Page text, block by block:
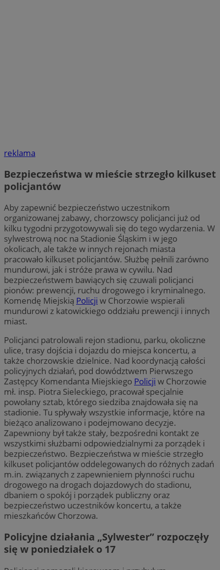
reklama
Bezpieczeństwa w mieście strzegło kilkuset
policjantów
Aby zapewnić bezpieczeństwo uczestnikom
organizowanej zabawy, chorzowscy policjanci już od
kilku tygodni przygotowywali się do tego wydarzenia. W
sylwestrową noc na Stadionie Śląskim i w jego
okolicach, ale także w innych rejonach miasta
pracowało kilkuset policjantów. Służbę pełnili zarówno
mundurowi, jak i stróże prawa w cywilu. Nad
bezpieczeństwem bawiących się czuwali policjanci
pionów: prewencji, ruchu drogowego i kryminalnego.
Komendę Miejskią Policji w Chorzowie wspierali
mundurowi z katowickiego oddziału prewencji i innych
miast.
Policjanci patrolowali rejon stadionu, parku, okoliczne
ulice, trasy dojścia i dojazdu do miejsca koncertu, a
także chorzowskie dzielnice. Nad koordynacją całości
policyjnych działań, pod dowództwem Pierwszego
Zastępcy Komendanta Miejskiego Policji w Chorzowie
mł. insp. Piotra Sieleckiego, pracował specjalnie
powołany sztab, którego siedziba znajdowała się na
stadionie. Tu spływały wszystkie informacje, które na
bieżąco analizowano i podejmowano decyzje.
Zapewniony był także stały, bezpośredni kontakt ze
wszystkimi służbami odpowiedzialnymi za porządek i
bezpieczeństwo. Bezpieczeństwa w mieście strzegło
kilkuset policjantów oddelegowanych do różnych zadań
m.in. związanych z zapewnieniem płynności ruchu
drogowego na drogach dojazdowych do stadionu,
dbaniem o spokój i porządek publiczny oraz
bezpieczeństwo uczestników koncertu, a także
mieszkańców Chorzowa.
Policyjne działania „Sylwester” rozpoczęły
się w poniedziałek o 17